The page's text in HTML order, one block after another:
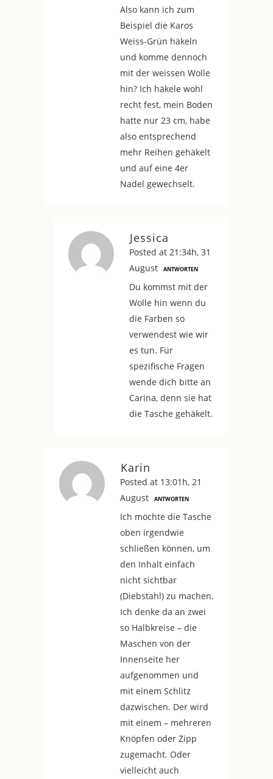
Also kann ich zum
Beispiel die Karos
Weiss-Grün häkeln
und komme dennoch
mit der weissen Wolle
hin? Ich häkele wohl
recht fest, mein Boden
hatte nur 23 cm, habe
also entsprechend
mehr Reihen gehäkelt
und auf eine 4er
Nadel gewechselt.
Jessica
Posted at 21:34h, 31
August
ANTWORTEN
Du kommst mit der
Wolle hin wenn du
die Farben so
verwendest wie wir
es tun. Für
spezifische Fragen
wende dich bitte an
Carina, denn sie hat
die Tasche gehäkelt.
Karin
Posted at 13:01h, 21
August
ANTWORTEN
Ich möchte die Tasche
oben irgendwie
schließen können, um
den Inhalt einfach
nicht sichtbar
(Diebstahl) zu machen.
Ich denke da an zwei
so Halbkreise – die
Maschen von der
Innenseite her
aufgenommen und
mit einem Schlitz
dazwischen. Der wird
mit einem – mehreren
Knöpfen oder Zipp
zugemacht. Oder
vielleicht auch